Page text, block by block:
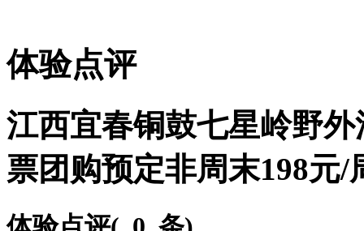
体验点评
江西宜春铜鼓七星岭野
票团购预定非周末198元/